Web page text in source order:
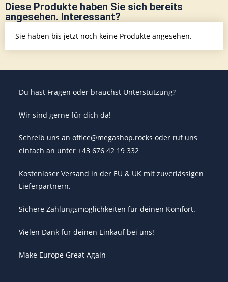
Diese Produkte haben Sie sich bereits
angesehen. Interessant?
Sie haben bis jetzt noch keine Produkte angesehen.
Du hast Fragen oder brauchst Unterstützung?
Wir sind gerne für dich da!
Schreib uns an office@megashop.rocks oder ruf uns
einfach an unter +43 676 42 19 332
Kostenloser Versand in der EU & UK mit zuverlässigen
Lieferpartnern.
Sichere Zahlungsmöglichkeiten für deinen Komfort.
Vielen Dank für deinen Einkauf bei uns!
Make Europe Great Again